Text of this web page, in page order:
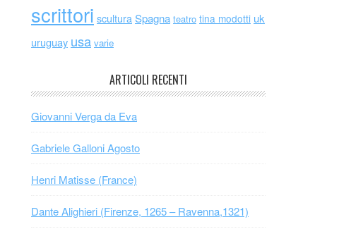
scrittori scultura Spagna teatro tina modotti uk
uruguay usa varie
ARTICOLI RECENTI
Giovanni Verga da Eva
Gabriele Galloni Agosto
Henri Matisse (France)
Dante Alighieri (Firenze, 1265 – Ravenna,1321)